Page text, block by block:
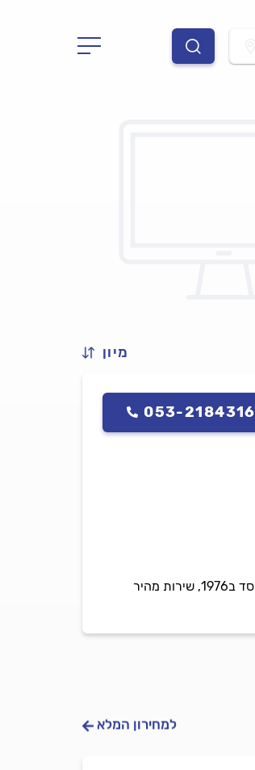
מיון
053-2184316
טכנאי טלוויזיה מקצועי, בעל ניסיון וידע עשיר בתחום, מבצע תיקונים לטלוויזיות LCD ,LED, פלזמות וטלוויזיות ישנות. העסק נוסד ב1976, שירות מהיר
למחירון המלא